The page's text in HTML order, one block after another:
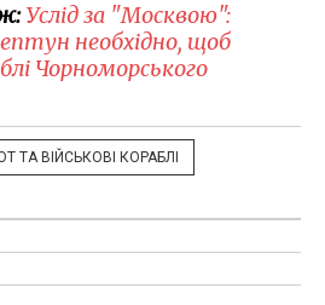
Услід за "Москвою":
необхідно, щоб
Чорноморського
ТА ВІЙСЬКОВІ КОРАБЛІ